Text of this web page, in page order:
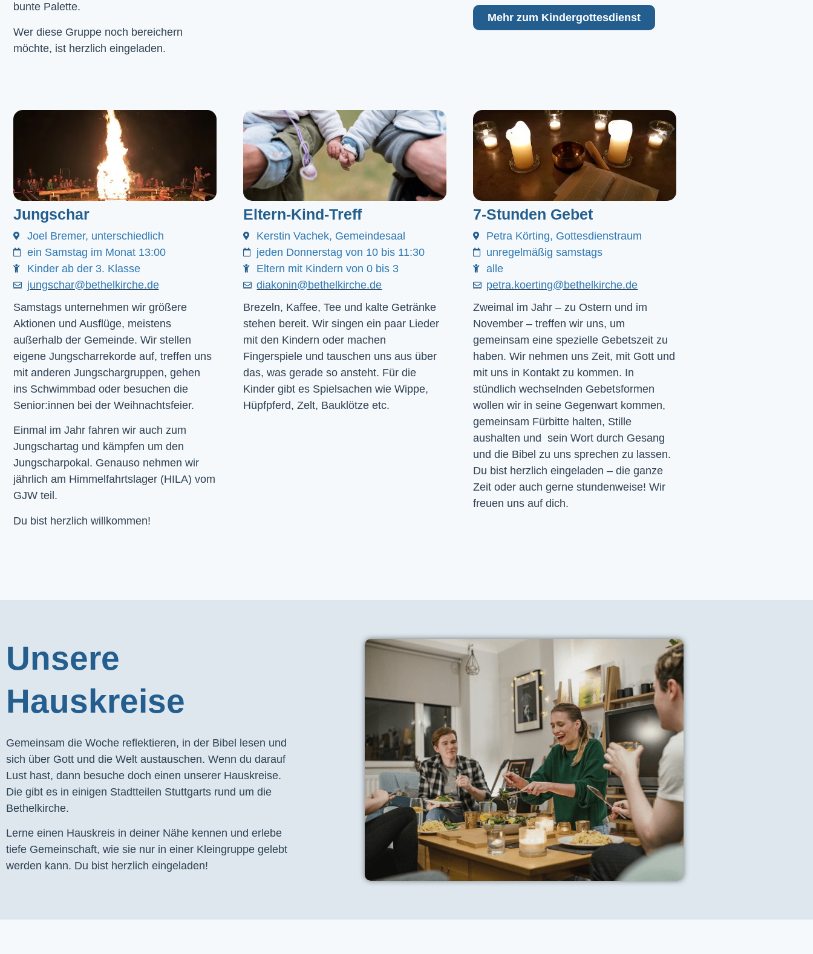
bunte Palette.
Wer diese Gruppe noch bereichern
möchte, ist herzlich eingeladen.
Mehr zum Kindergottesdienst
Jungschar
Joel Bremer, unterschiedlich
ein Samstag im Monat 13:00
Kinder ab der 3. Klasse
jungschar@bethelkirche.de
Samstags unternehmen wir größere
Aktionen und Ausflüge, meistens
außerhalb der Gemeinde. Wir stellen
eigene Jungscharrekorde auf, treffen uns
mit anderen Jungschargruppen, gehen
ins Schwimmbad oder besuchen die
Senior:innen bei der Weihnachtsfeier.
Einmal im Jahr fahren wir auch zum
Jungschartag und kämpfen um den
Jungscharpokal. Genauso nehmen wir
jährlich am Himmelfahrtslager (HILA) vom
GJW teil.
Du bist herzlich willkommen!
Eltern-Kind-Treff
Kerstin Vachek, Gemeindesaal
jeden Donnerstag von 10 bis 11:30
Eltern mit Kindern von 0 bis 3
diakonin@bethelkirche.de
Brezeln, Kaffee, Tee und kalte Getränke
stehen bereit. Wir singen ein paar Lieder
mit den Kindern oder machen
Fingerspiele und tauschen uns aus über
das, was gerade so ansteht. Für die
Kinder gibt es Spielsachen wie Wippe,
Hüpfpferd, Zelt, Bauklötze etc.
7-Stunden Gebet
Petra Körting, Gottesdienstraum
unregelmäßig samstags
alle
petra.koerting@bethelkirche.de
Zweimal im Jahr – zu Ostern und im
November – treffen wir uns, um
gemeinsam eine spezielle Gebetszeit zu
haben. Wir nehmen uns Zeit, mit Gott und
mit uns in Kontakt zu kommen. In
stündlich wechselnden Gebetsformen
wollen wir in seine Gegenwart kommen,
gemeinsam Fürbitte halten, Stille
aushalten und sein Wort durch Gesang
und die Bibel zu uns sprechen zu lassen.
Du bist herzlich eingeladen – die ganze
Zeit oder auch gerne stundenweise! Wir
freuen uns auf dich.
Unsere
Hauskreise
Gemeinsam die Woche reflektieren, in der Bibel lesen und
sich über Gott und die Welt austauschen. Wenn du darauf
Lust hast, dann besuche doch einen unserer Hauskreise.
Die gibt es in einigen Stadtteilen Stuttgarts rund um die
Bethelkirche.
Lerne einen Hauskreis in deiner Nähe kennen und erlebe
tiefe Gemeinschaft, wie sie nur in einer Kleingruppe gelebt
werden kann. Du bist herzlich eingeladen!